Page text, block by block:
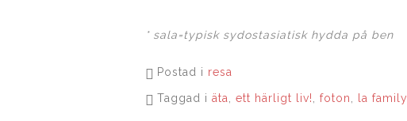
* sala=typisk sydostasiatisk hydda på ben
Postad i resa
Taggad iäta ,ett härligt liv! ,foton la family